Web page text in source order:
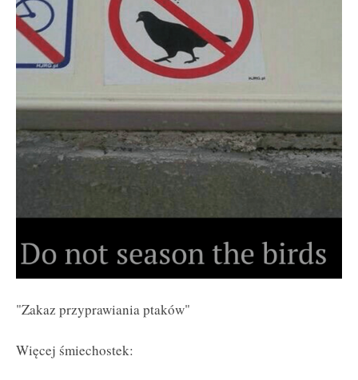
"Zakaz przyprawiania ptaków"
Więcej śmiechostek: